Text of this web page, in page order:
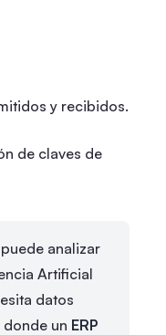
y recibidos.
de claves de
analizar
Artificial
datos
un ERP